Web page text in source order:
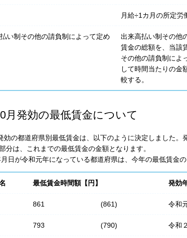
月給÷1カ月の所定労
制その他の請負制によって定め
出来高払い制その他
賃金の総額を、当該
その他の請負制によ
して時間当たりの金
較する。
月発効の最低賃金について
効の都道府県別最低賃金は、以下のように決定しました。
は、これまでの最低賃金の金額となります。
日が令和元年になっている都道府県は、今年の最低賃金の
最低賃金時間額【円】 発効
861 (861) 令和
793 (790) 令和
お客様が当サ
ラウザに保存
先は Cookie で
訪問者による
常に機能させ
保存されるこ
われることは
を確認し、当
一部の Cookie
が出る可能性が